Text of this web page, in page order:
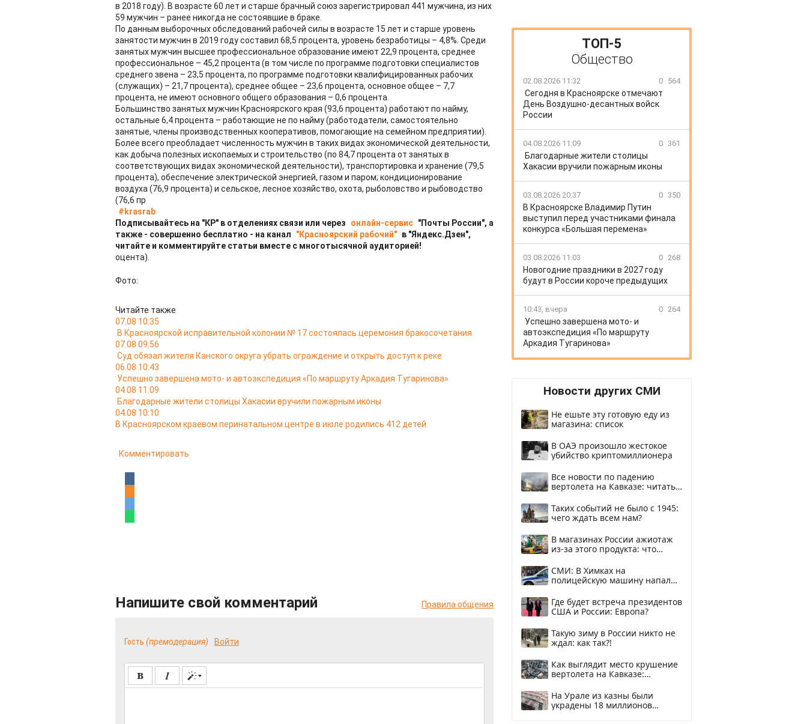
в 2018 году). В возрасте 60 лет и старше брачный союз зарегистрировал 441 мужчина, из них
59 мужчин – ранее никогда не состоявшие в браке.
По данным выборочных обследований рабочей силы в возрасте 15 лет и старше уровень
занятости мужчин в 2019 году составил 68,5 процента, уровень безработицы – 4,8%. Среди
занятых мужчин высшее профессиональное образование имеют 22,9 процента, среднее
профессиональное – 45,2 процента (в том числе по программе подготовки специалистов
среднего звена – 23,5 процента, по программе подготовки квалифицированных рабочих
(служащих) – 21,7 процента), среднее общее – 23,6 процента, основное общее – 7,7
процента, не имеют основного общего образования – 0,6 процента.
Большинство занятых мужчин Красноярского края (93,6 процента) работают по найму,
остальные 6,4 процента – работающие не по найму (работодатели, самостоятельно
занятые, члены производственных кооперативов, помогающие на семейном предприятии).
Более всего преобладает численность мужчин в таких видах экономической деятельности,
как добыча полезных ископаемых и строительство (по 84,7 процента от занятых в
соответствующих видах экономической деятельности), транспортировка и хранение (79,5
процента), обеспечение электрической энергией, газом и паром; кондиционирование
воздуха (76,9 процента) и сельское, лесное хозяйство, охота, рыболовство и рыбоводство
(76,6 пр
#krasrab
Подписывайтесь на "КР" в отделениях связи или через
онлайн-сервис "Почты России", а
также - совершенно бесплатно - на канал
"Красноярский рабочий" в "Яндекс.Дзен",
читайте и комментируйте статьи вместе с многотысячной аудиторией!
оцента).
Фото:
Читайте также
07.08 10:35
В Красноярской исправительной колонии № 17 состоялась церемония бракосочетания
07.08 09:56
Суд обязал жителя Канского округа убрать ограждение и открыть доступ к реке
06.08 10:43
Успешно завершена мото- и автоэкспедиция «По маршруту Аркадия Тугаринова»
04.08 11:09
Благодарные жители столицы Хакасии вручили пожарным иконы
04.08 10:10
В Красноярском краевом перинатальном центре в июле родились 412 детей
Комментировать
Напишите свой комментарий Правила общения
Гость (премодерация) Войти
ТОП-5
Общество
02.08.2026 11:32 0 564
Сегодня в Красноярске отмечают
День Воздушно-десантных войск
России
04.08.2026 11:09 0 361
Благодарные жители столицы
Хакасии вручили пожарным иконы
03.08.2026 20:37 0 350
В Красноярске Владимир Путин
выступил перед участниками финала
конкурса «Большая перемена»
03.08.2026 11:03 0 268
Новогодние праздники в 2027 году
будут в России короче предыдущих
10:43, вчера 0 264
Успешно завершена мото- и
автоэкспедиция «По маршруту
Аркадия Тугаринова»
Новости других СМИ
Не ешьте эту готовую еду из
магазина: список
В ОАЭ произошло жестокое
убийство криптомиллионера
Все новости по падению
вертолета на Кавказе: читать
Таких событий не было с 1945:
чего ждать всем нам?
В магазинах России ажиотаж
из-за этого продукта: что
СМИ: В Химках на
полицейскую машину напали
Где будет встреча президентов
США и России: Европа?
Такую зиму в России никто не
ждал: как так?!
Как выглядит место крушение
вертолета на Кавказе:
На Урале из казны были
украдены 18 миллионов